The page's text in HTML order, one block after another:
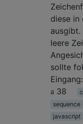
diese in
ausgibt.
leere
sollte
38
sequence
javascript